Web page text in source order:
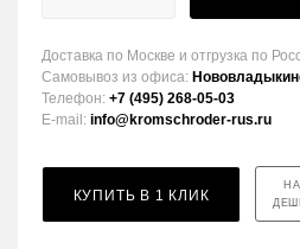
Доставка по Москве и отгрузка по
Самовывоз из офиса:
Телефон: +7 (495) 268-05-03
E-mail: info@kromschroder-rus.ru
КУПИТЬ В 1 КЛИК